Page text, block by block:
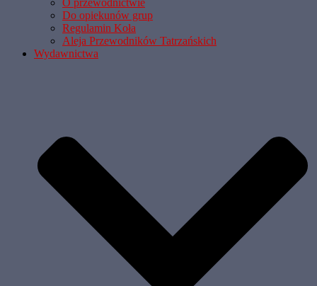
O przewodnictwie
Do opiekunów grup
Regulamin Koła
Aleja Przewodników Tatrzańskich
Wydawnictwa